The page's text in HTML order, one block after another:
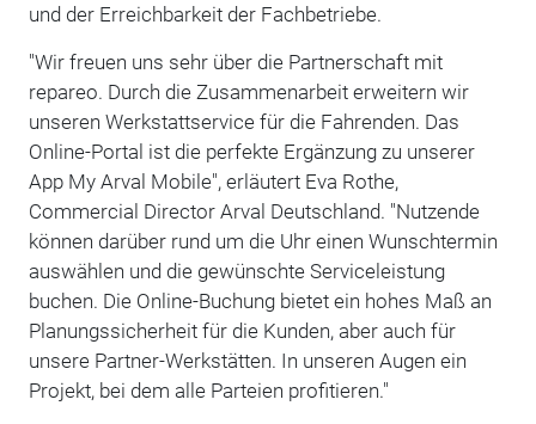
und der Erreichbarkeit der Fachbetriebe.
"Wir freuen uns sehr über die Partnerschaft mit
repareo. Durch die Zusammenarbeit erweitern wir
unseren Werkstattservice für die Fahrenden. Das
Online-Portal ist die perfekte Ergänzung zu unserer
App My Arval Mobile", erläutert Eva Rothe,
Commercial Director Arval Deutschland. "Nutzende
können darüber rund um die Uhr einen Wunschtermin
auswählen und die gewünschte Serviceleistung
buchen. Die Online-Buchung bietet ein hohes Maß an
Planungssicherheit für die Kunden, aber auch für
unsere Partner-Werkstätten. In unseren Augen ein
Projekt, bei dem alle Parteien profitieren."